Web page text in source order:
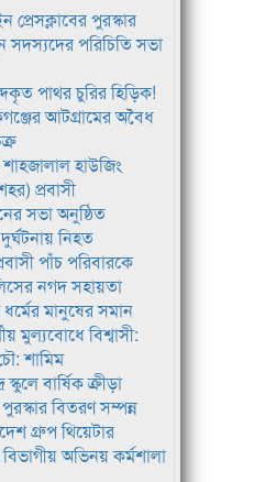
পুরস্কার
পরিচিতি সভা
পাথর চুরির হিড়িক!
আটগ্রামের অবৈধ
হাউজিং
প্রবাসী
সভা অনুষ্ঠিত
নিহত
পাঁচ পরিবারকে
নগদ সহায়তা
মানুষের সমান
মুল্যবোধে বিশ্বাসী:
শামিম
স্কুলে বার্ষিক ক্রীড়া
বিতরণ সম্পন্ন
গ্রুপ থিয়েটার
অভিনয় কর্মশালা